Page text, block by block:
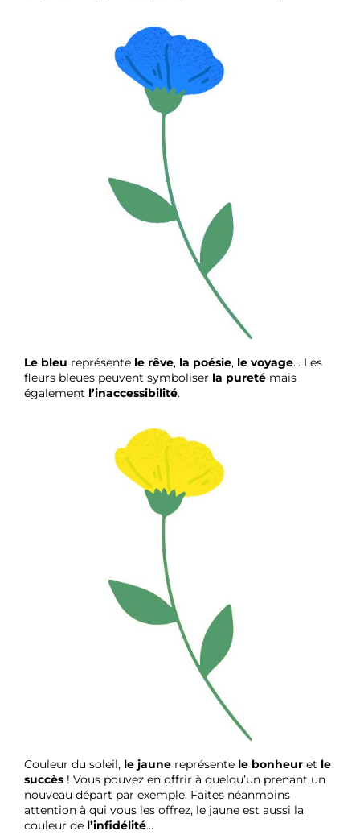
Le bleu représente le rêve, la poésie, le voyage… Les
fleurs bleues peuvent symboliser la pureté mais
également l’inaccessibilité.
Couleur du soleil, le jaune représente le bonheur et le
succès ! Vous pouvez en offrir à quelqu’un prenant un
nouveau départ par exemple. Faites néanmoins
attention à qui vous les offrez, le jaune est aussi la
couleur de l’infidélité…